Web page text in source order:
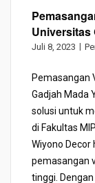
Universitas
Juli 8, 2023
Pemasangan
Gadjah Mada
solusi untuk
di Fakultas
Wiyono
pemasangan
tinggi.